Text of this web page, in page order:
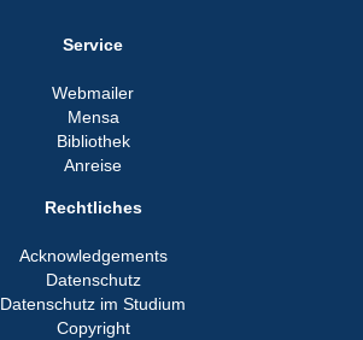
Service
Webmailer
Mensa
Bibliothek
Anreise
Rechtliches
Acknowledgements
Datenschutz
Datenschutz im Studium
Copyright